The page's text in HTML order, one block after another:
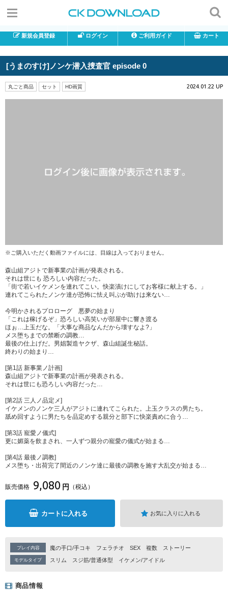
新規会員登録 ログイン ご利用ガイド カート
[うまのすけ]ノンケ潜入捜査官 episode 0
丸ごと商品 セット HD画質 2024.01.22 UP
※ご購入いただく動画ファイルには、目線は入っておりません。
森山組アジトで新事業の計画が発表される。
それは世にも 恐ろしい内容だった。
「街で若いイケメンを連れてこい。快楽漬けにしてお客様に献上する。」
連れてこられたノンケ達が恐怖に怯え叫ぶが助けは来ない…
今明かされるプロローグ 悪夢の始まり
「これは稼げるぞ」恐ろしい高笑いが部屋中に響き渡る
ほぉ…上玉だな。「大事な商品なんだから壊すなよ?」
メス堕ちまでの禁断の調教…
最後の仕上げだ。男娼製造ヤクザ、森山組誕生秘話。
終わりの始まり…
[第1話 新事業ノ計画]
森山組アジトで新事業の計画が発表される。
それは世にも恐ろしい内容だった…
[第2話 三人ノ品定メ]
イケメンのノンケ三人がアジトに連れてこられた。上玉クラスの男たち。
舐め回すように男たちを品定めする親分と部下に快楽責めに合う…
[第3話 寵愛ノ儀式]
更に媚薬を飲まされ、一人ずつ親分の寵愛の儀式が始まる…
[第4話 最後ノ調教]
メス堕ち・出荷完了間近のノンケ達に最後の調教を施す大乱交が始まる…
販売価格 9,080 円 （税込）
カートに入れる お気に入りに入れる
プレイ内容 魔の手口/手コキ フェラチオ SEX 複数 ストーリー
モデルタイプ スリム スジ筋/普通体型 イケメン/アイドル
商品情報